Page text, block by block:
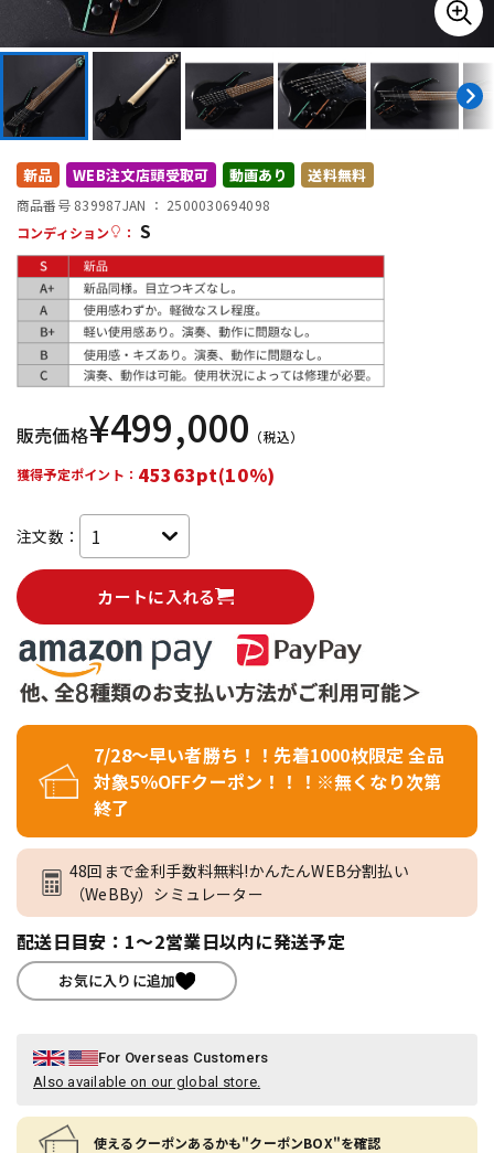
DJ機器
DTM オンライン納品 レコーディング機器
配信/ライブ機器
中古 ヴィンテージ
新品 WEB注文店頭受取可 動画あり 送料無料
商品番号 839987JAN ： 2500030694098
コンディション
： S
販売価格¥499,000 （税込）
獲得予定ポイント： 45363pt(10%)
注文数：
カートに入れる
7/28～早い者勝ち！！先着1000枚限定 全品
対象5％OFFクーポン！！！※無くなり次第
終了
48回まで金利手数料無料!かんたんWEB分割払い
（WeBBy）シミュレーター
配送日目安：1～2営業日以内に発送予定
お気に入りに追加
For Overseas Customers
Also available on our global store.
使えるクーポンあるかも"クーポンBOX"を確認